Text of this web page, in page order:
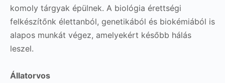
komoly tárgyak épülnek. A biológia érettségi
felkészítőnk élettanból, genetikából és biokémiából is
alapos munkát végez, amelyekért később hálás
leszel.
Állatorvos